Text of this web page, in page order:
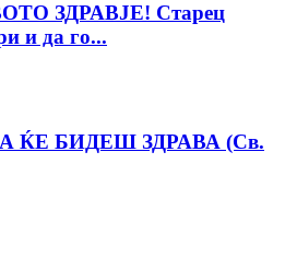
ЗДРАВЈЕ! Старец
и да го...
ЌЕ БИДЕШ ЗДРАВА (Св.